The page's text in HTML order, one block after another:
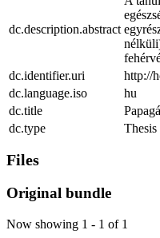
dc.description.abstract
dc.identifier.uri
http://
dc.language.iso
hu
dc.title
dc.type
Thesis
Files
Original bundle
Now showing 1 - 1 of 1